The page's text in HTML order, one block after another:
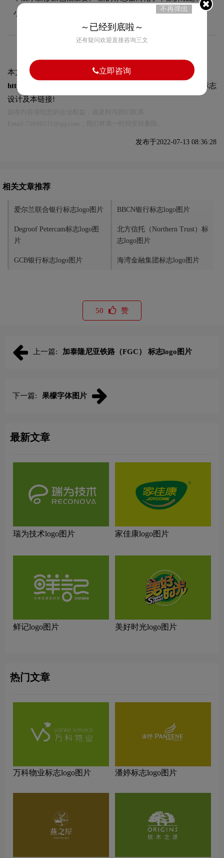
小人物在不同的环境中会有独立的应用。
本文标题和链接
Fortuneo标志logo图片:
https://logo9.net/works/9381.html
转载时请注明出处为诗宸标志
设计及本链接!
发布于2022-07-13 08:36:28
相关文章推荐
爱尔兰联合银行标志logo图片 BBCN银行标志logo图片
Degroof Petercam标志logo图
片
北方信托（Northern Trust）标
志logo图片
GCB银行标志logo图片 海湾金融集团标志logo图片
50 赞
上一篇: 加泰隆尼亚铁路（FGC） 标志logo图片
下一篇: 果檬字体图片
最新文章
瑞为技术logo图片 家佳康logo图片
鲜记logo图片 美好时光logo图片
热门文章
万科物业标志logo图片 潘婷标志logo图片
不再弹出
～已经到底啦～
还有疑问欢迎直接咨询三文
立即咨询